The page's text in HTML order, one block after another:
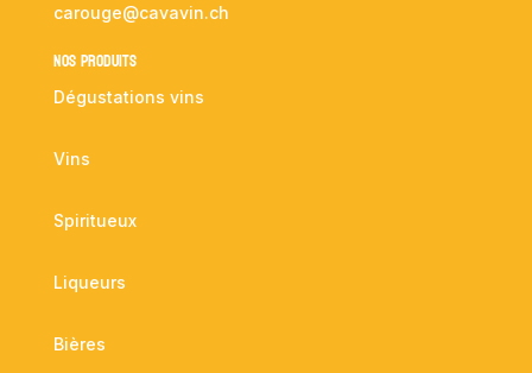
carouge@cavavin.ch
NOS PRODUITS
Dégustations vins
Vins
Spiritueux
Liqueurs
Bières